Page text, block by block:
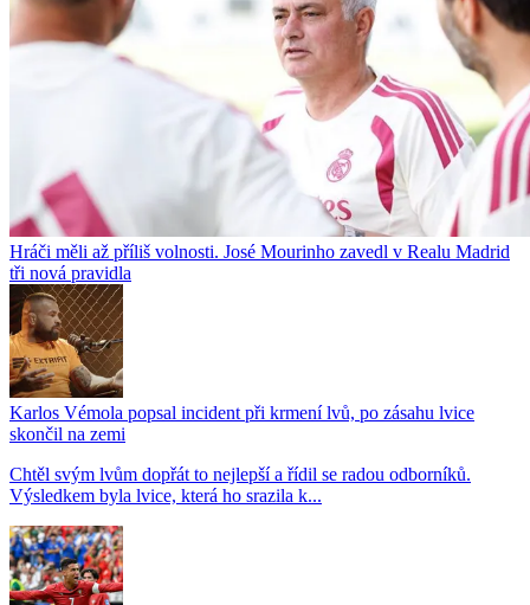
Hráči měli až příliš volnosti. José Mourinho zavedl v Realu Madrid
tři nová pravidla
Karlos Vémola popsal incident při krmení lvů, po zásahu lvice
skončil na zemi
Chtěl svým lvům dopřát to nejlepší a řídil se radou odborníků.
Výsledkem byla lvice, která ho srazila k...